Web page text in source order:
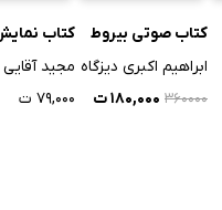
کتاب صوتی بیروط
ابراهیم اکبری دیزگاه
۳۶۰۰۰۰ ۱۸۰,۰۰۰ ت
کتاب
مجید آقایی
۷۹,۰۰۰ ت